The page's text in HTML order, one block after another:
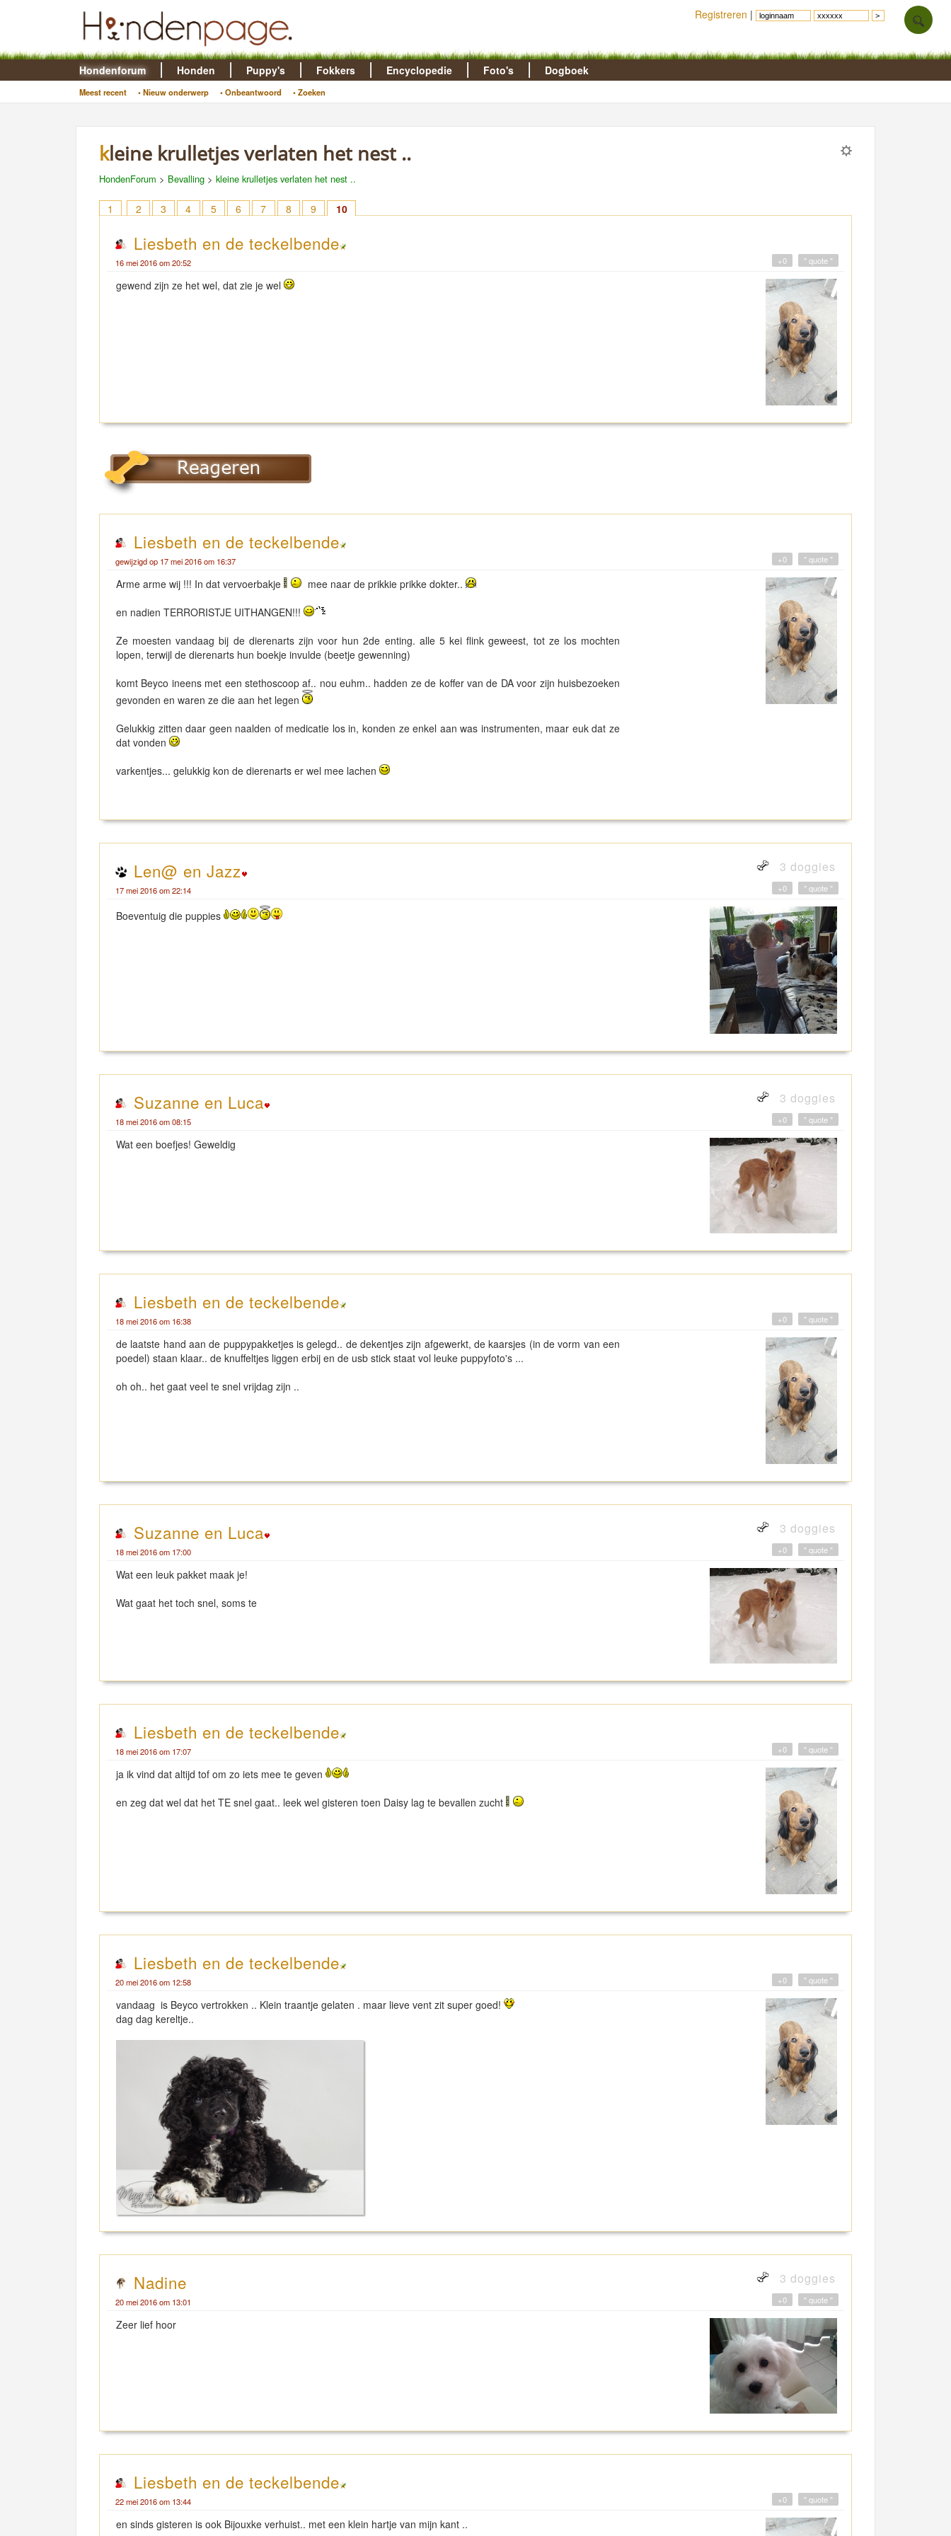
Hondenforum
Meest recent • Nieuw onderwerp • Onbeantwoord • Zoeken
Honden Puppy's Fokkers Encyclopedie Foto's Dogboek
kleine krulletjes verlaten het nest ..
HondenForum > Bevalling > kleine krulletjes verlaten het nest ..
1 2 3 4 5 6 7 8 9 10
Liesbeth en de teckelbende
16 mei 2016 om 20:52 " quote "
+0
gewend zijn ze het wel, dat zie je wel
Liesbeth en de teckelbende
gewijzigd op 17 mei 2016 om 16:37 " quote "
+0
Arme arme wij !!! In dat vervoerbakje
mee naar de prikkie prikke dokter..
en nadien TERRORISTJE UITHANGEN!!!
Ze moesten vandaag bij de dierenarts zijn voor hun 2de enting. alle 5 kei flink geweest, tot ze los mochten
lopen, terwijl de dierenarts hun boekje invulde (beetje gewenning)
komt Beyco ineens met een stethoscoop af.. nou euhm.. hadden ze de koffer van de DA voor zijn huisbezoeken
gevonden en waren ze die aan het legen
Gelukkig zitten daar geen naalden of medicatie los in, konden ze enkel aan was instrumenten, maar euk dat ze
dat vonden
varkentjes... gelukkig kon de dierenarts er wel mee lachen
Len@ en Jazz 3 doggies
17 mei 2016 om 22:14 " quote "
+0
Boeventuig die puppies
Suzanne en Luca 3 doggies
18 mei 2016 om 08:15 " quote "
+0
Wat een boefjes! Geweldig
Liesbeth en de teckelbende
18 mei 2016 om 16:38 " quote "
+0
de laatste hand aan de puppypakketjes is gelegd.. de dekentjes zijn afgewerkt, de kaarsjes (in de vorm van een
poedel) staan klaar.. de knuffeltjes liggen erbij en de usb stick staat vol leuke puppyfoto's ...
oh oh.. het gaat veel te snel vrijdag zijn ..
Suzanne en Luca 3 doggies
18 mei 2016 om 17:00 " quote "
+0
Wat een leuk pakket maak je!
Wat gaat het toch snel, soms te
Liesbeth en de teckelbende
18 mei 2016 om 17:07 " quote "
+0
ja ik vind dat altijd tof om zo iets mee te geven
en zeg dat wel dat het TE snel gaat.. leek wel gisteren toen Daisy lag te bevallen zucht
Liesbeth en de teckelbende
20 mei 2016 om 12:58 " quote "
+0
vandaag is Beyco vertrokken .. Klein traantje gelaten . maar lieve vent zit super goed!
dag dag kereltje..
Nadine 3 doggies
20 mei 2016 om 13:01 " quote "
+0
Zeer lief hoor
Liesbeth en de teckelbende
22 mei 2016 om 13:44 " quote "
+0
en sinds gisteren is ook Bijouxke verhuist.. met een klein hartje van mijn kant ..
Registreren |